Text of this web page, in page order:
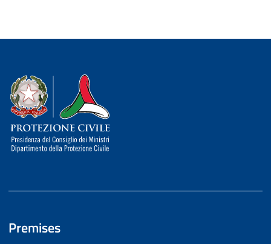
Dipartimento della Protezione Civile
Premises